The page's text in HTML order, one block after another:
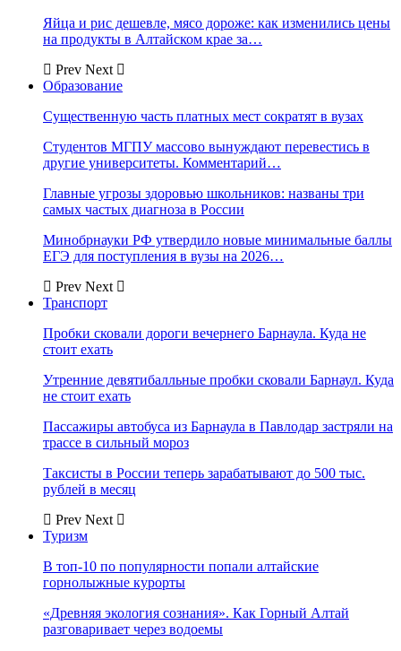
Яйца и рис дешевле, мясо дороже: как изменились цены
на продукты в Алтайском крае за…
Prev Next
Образование
Существенную часть платных мест сократят в вузах
Студентов МГПУ массово вынуждают перевестись в
другие университеты. Комментарий…
Главные угрозы здоровью школьников: названы три
самых частых диагноза в России
Минобрнауки РФ утвердило новые минимальные баллы
ЕГЭ для поступления в вузы на 2026…
Prev Next
Транспорт
Пробки сковали дороги вечернего Барнаула. Куда не
стоит ехать
Утренние девятибалльные пробки сковали Барнаул. Куда
не стоит ехать
Пассажиры автобуса из Барнаула в Павлодар застряли на
трассе в сильный мороз
Таксисты в России теперь зарабатывают до 500 тыс.
рублей в месяц
Prev Next
Туризм
В топ-10 по популярности попали алтайские
горнолыжные курорты
«Древняя экология сознания». Как Горный Алтай
разговаривает через водоемы